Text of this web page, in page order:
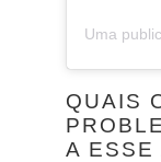
QUAIS
A ESSE